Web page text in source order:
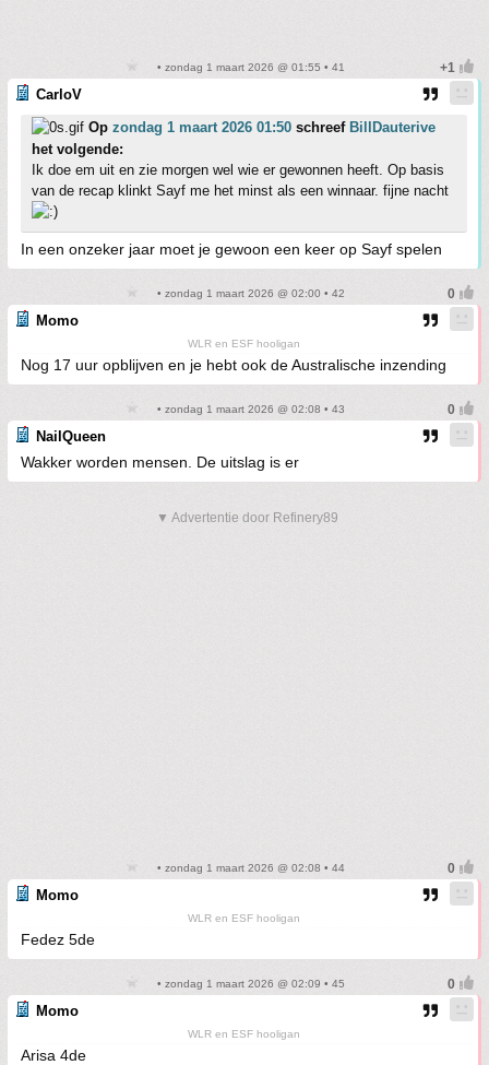
• zondag 1 maart 2026 @ 01:55 • 41
CarloV
Op zondag 1 maart 2026 01:50 schreef BillDauterive
het volgende:
Ik doe em uit en zie morgen wel wie er gewonnen heeft. Op basis
van de recap klinkt Sayf me het minst als een winnaar. fijne nacht
In een onzeker jaar moet je gewoon een keer op Sayf spelen
• zondag 1 maart 2026 @ 02:00 • 42
Momo
WLR en ESF hooligan
Nog 17 uur opblijven en je hebt ook de Australische inzending
• zondag 1 maart 2026 @ 02:08 • 43
NailQueen
Wakker worden mensen. De uitslag is er
▼ Advertentie door Refinery89
• zondag 1 maart 2026 @ 02:08 • 44
Momo
WLR en ESF hooligan
Fedez 5de
• zondag 1 maart 2026 @ 02:09 • 45
Momo
WLR en ESF hooligan
Arisa 4de